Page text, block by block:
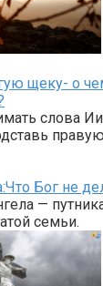
щеку- о
слова
правую
Бог не
—
семьи.